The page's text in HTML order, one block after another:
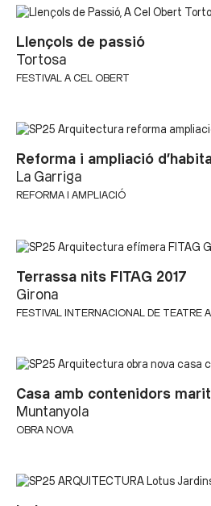
Llençols de passió
Tortosa
FESTIVAL A CEL OBERT
Reforma i ampliació
La Garriga
REFORMA I AMPLIACIÓ
Terrassa nits FITAG 2017
Girona
FESTIVAL INTERNACIONAL DE TEATRE
Casa amb contenidors
Muntanyola
OBRA NOVA